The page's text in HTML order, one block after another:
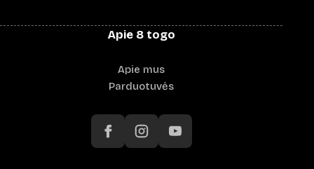
Apie 8 togo
Apie mus
Parduotuvės